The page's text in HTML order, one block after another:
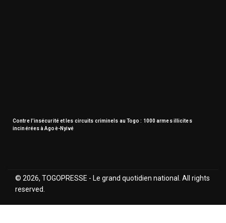
Contre l’insécurité et les circuits criminels au Togo : 1000 armes illicites
incinérées à Agoè-Nyivé
© 2026, TOGOPRESSE - Le grand quotidien national. All rights
reserved.